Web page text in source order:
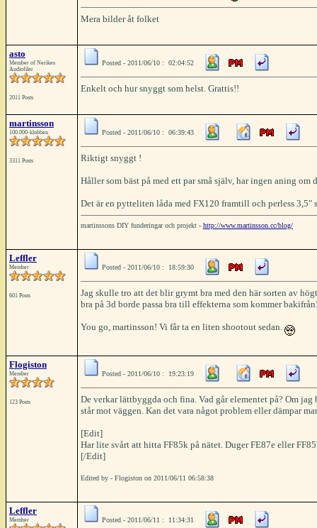
Mera bilder åt folket
asto
Member of Nerikes
Audiofiler
2011 Posts
Posted - 2011/06/10 : 02:04:52
Enkelt och hur snyggt som helst. Grattis!!
martinsson
100.000-klubben
3311 Posts
Posted - 2011/06/10 : 06:39:43
Riktigt snyggt !
Håller som bäst på med ett par små själv, har ingen aning
Det är en pytteliten låda med FX120 framtill och perless
martinssons DIY funderingar och projekt - http://www.martinsson.cc/blog/
Leffler
Member
601 Posts
Posted - 2011/06/10 : 18:59:30
Jag skulle tro att det blir grymt bra med den här sorten av
bra på 3d borde passa bra till effekterna som kommer
You go, martinsson! Vi får ta en liten shootout sedan.
Flogiston
Member
123 Posts
Posted - 2011/06/10 : 19:23:19
De verkar lättbyggda och fina. Vad går elementet på? Om
står mot väggen. Kan det vara något problem eller dämpar
[Edit]
Har lite svårt att hitta FF85k på nätet. Duger FE87e eller
[/Edit]
Edited by - Flogiston on 2011/06/11 06:58:38
Leffler
Member Posted - 2011/06/11 : 11:34:31